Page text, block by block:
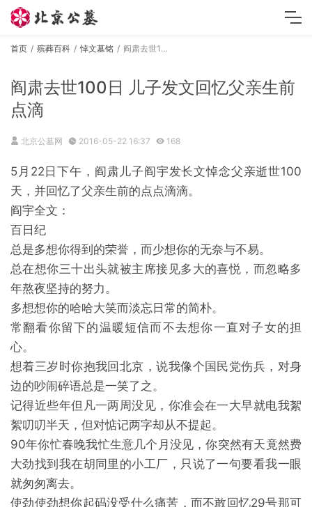
首页 殡葬百科 悼文墓铭 阎肃去世100日 儿子发文回忆父亲生前点滴
阎肃去世100日 儿子发文回忆父亲生前
点滴
北京公墓网 2016-05-22 16:37 168
5月22日下午，阎肃儿子阎宇发长文悼念父亲逝世100
天，并回忆了父亲生前的点点滴滴。
阎宇全文：
百日纪
总是多想你得到的荣誉，而少想你的无奈与不易。
总在想你三十出头就被主席接见多大的喜悦，而忽略多
年熬夜坚持的努力。
多想想你的哈哈大笑而淡忘日常的简朴。
常翻看你留下的温暖短信而不去想你一直对子女的担
心。
想着三岁时你抱我回北京，说我像个国民党伤兵，对身
边的吵闹碎语总是一笑了之。
记得近些年但凡一两周没见，你准会在一大早就电我絮
絮叨叨半天，但对惦记两字却从不提起。
90年你忙春晚我忙生意几个月没见，你突然有天竟然费
大劲找到我在胡同里的小工厂，只说了一句要看我一眼
就匆匆离去。
使劲使劲想你起码没受什么痛苦，而不敢回忆29号那可